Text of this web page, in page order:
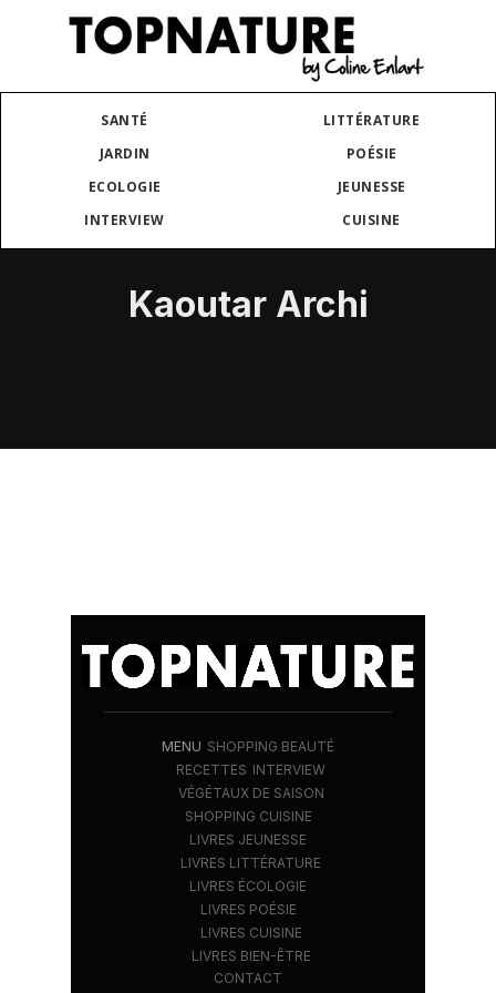
SANTÉ
LITTÉRATURE
JARDIN
POÉSIE
ECOLOGIE
JEUNESSE
INTERVIEW
CUISINE
Kaoutar Archi
MENU SHOPPING BEAUTÉ
RECETTES INTERVIEW
VÉGÉTAUX DE SAISON
SHOPPING CUISINE
LIVRES JEUNESSE
LIVRES LITTÉRATURE
LIVRES ÉCOLOGIE
LIVRES POÉSIE
LIVRES CUISINE
LIVRES BIEN-ÊTRE
CONTACT